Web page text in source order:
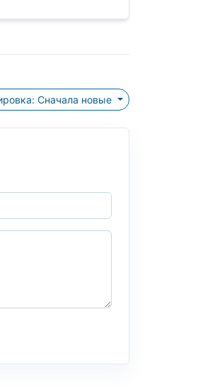
Сортировка: Сначала новые